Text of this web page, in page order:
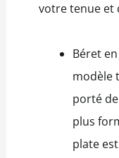
votre tenue et
Béret
modèle
porté
plus
plate est